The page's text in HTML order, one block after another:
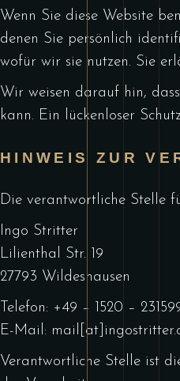
Wenn Sie diese Website
denen Sie persönlich
wofür wir sie nutzen. Sie
Wir weisen darauf hin,
kann. Ein lückenloser
HINWEIS ZUR
Die verantwortliche Stelle
Ingo Stritter
Lilienthal Str. 19
27793 Wildeshausen
Telefon: +49 – 1520 –
E-Mail:
Verantwortliche Stelle ist